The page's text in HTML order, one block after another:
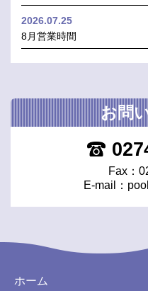
2026.07.25
8月営業時間
お問
Fax：
E-mail：
ホーム